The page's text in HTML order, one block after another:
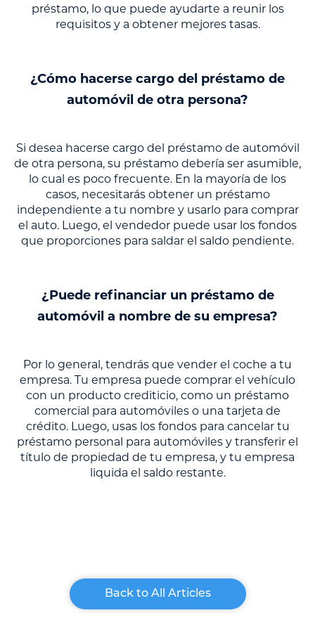
préstamo, lo que puede ayudarte a reunir los
requisitos y a obtener mejores tasas.
¿Cómo hacerse cargo del préstamo de
automóvil de otra persona?
Si desea hacerse cargo del préstamo de automóvil
de otra persona, su préstamo debería ser asumible,
lo cual es poco frecuente. En la mayoría de los
casos, necesitarás obtener un préstamo
independiente a tu nombre y usarlo para comprar
el auto. Luego, el vendedor puede usar los fondos
que proporciones para saldar el saldo pendiente.
¿Puede refinanciar un préstamo de
automóvil a nombre de su empresa?
Por lo general, tendrás que vender el coche a tu
empresa. Tu empresa puede comprar el vehículo
con un producto crediticio, como un préstamo
comercial para automóviles o una tarjeta de
crédito. Luego, usas los fondos para cancelar tu
préstamo personal para automóviles y transferir el
título de propiedad de tu empresa, y tu empresa
liquida el saldo restante.
Back to All Articles